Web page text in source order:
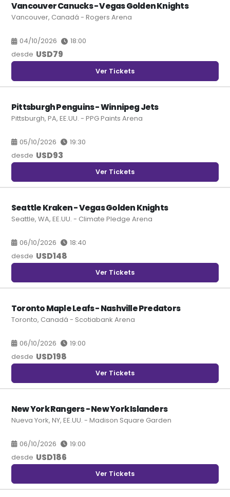
Vancouver Canucks - Vegas Golden Knights
Vancouver, Canadá - Rogers Arena
04/10/2026
18:00
desde USD79
Ver Tickets
Pittsburgh Penguins - Winnipeg Jets
Pittsburgh, PA, EE.UU. - PPG Paints Arena
05/10/2026
19:30
desde USD93
Ver Tickets
Seattle Kraken - Vegas Golden Knights
Seattle, WA, EE.UU. - Climate Pledge Arena
06/10/2026
18:40
desde USD148
Ver Tickets
Toronto Maple Leafs - Nashville Predators
Toronto, Canadá - Scotiabank Arena
06/10/2026
19:00
desde USD198
Ver Tickets
New York Rangers - New York Islanders
Nueva York, NY, EE.UU. - Madison Square Garden
06/10/2026
19:00
desde USD186
Ver Tickets